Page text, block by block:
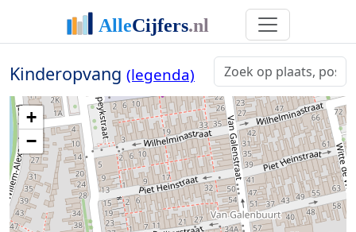
Kinderopvang (legenda)
+
−